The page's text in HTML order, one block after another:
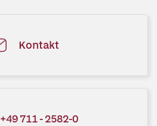
Kontakt
+49 711 - 2582-0